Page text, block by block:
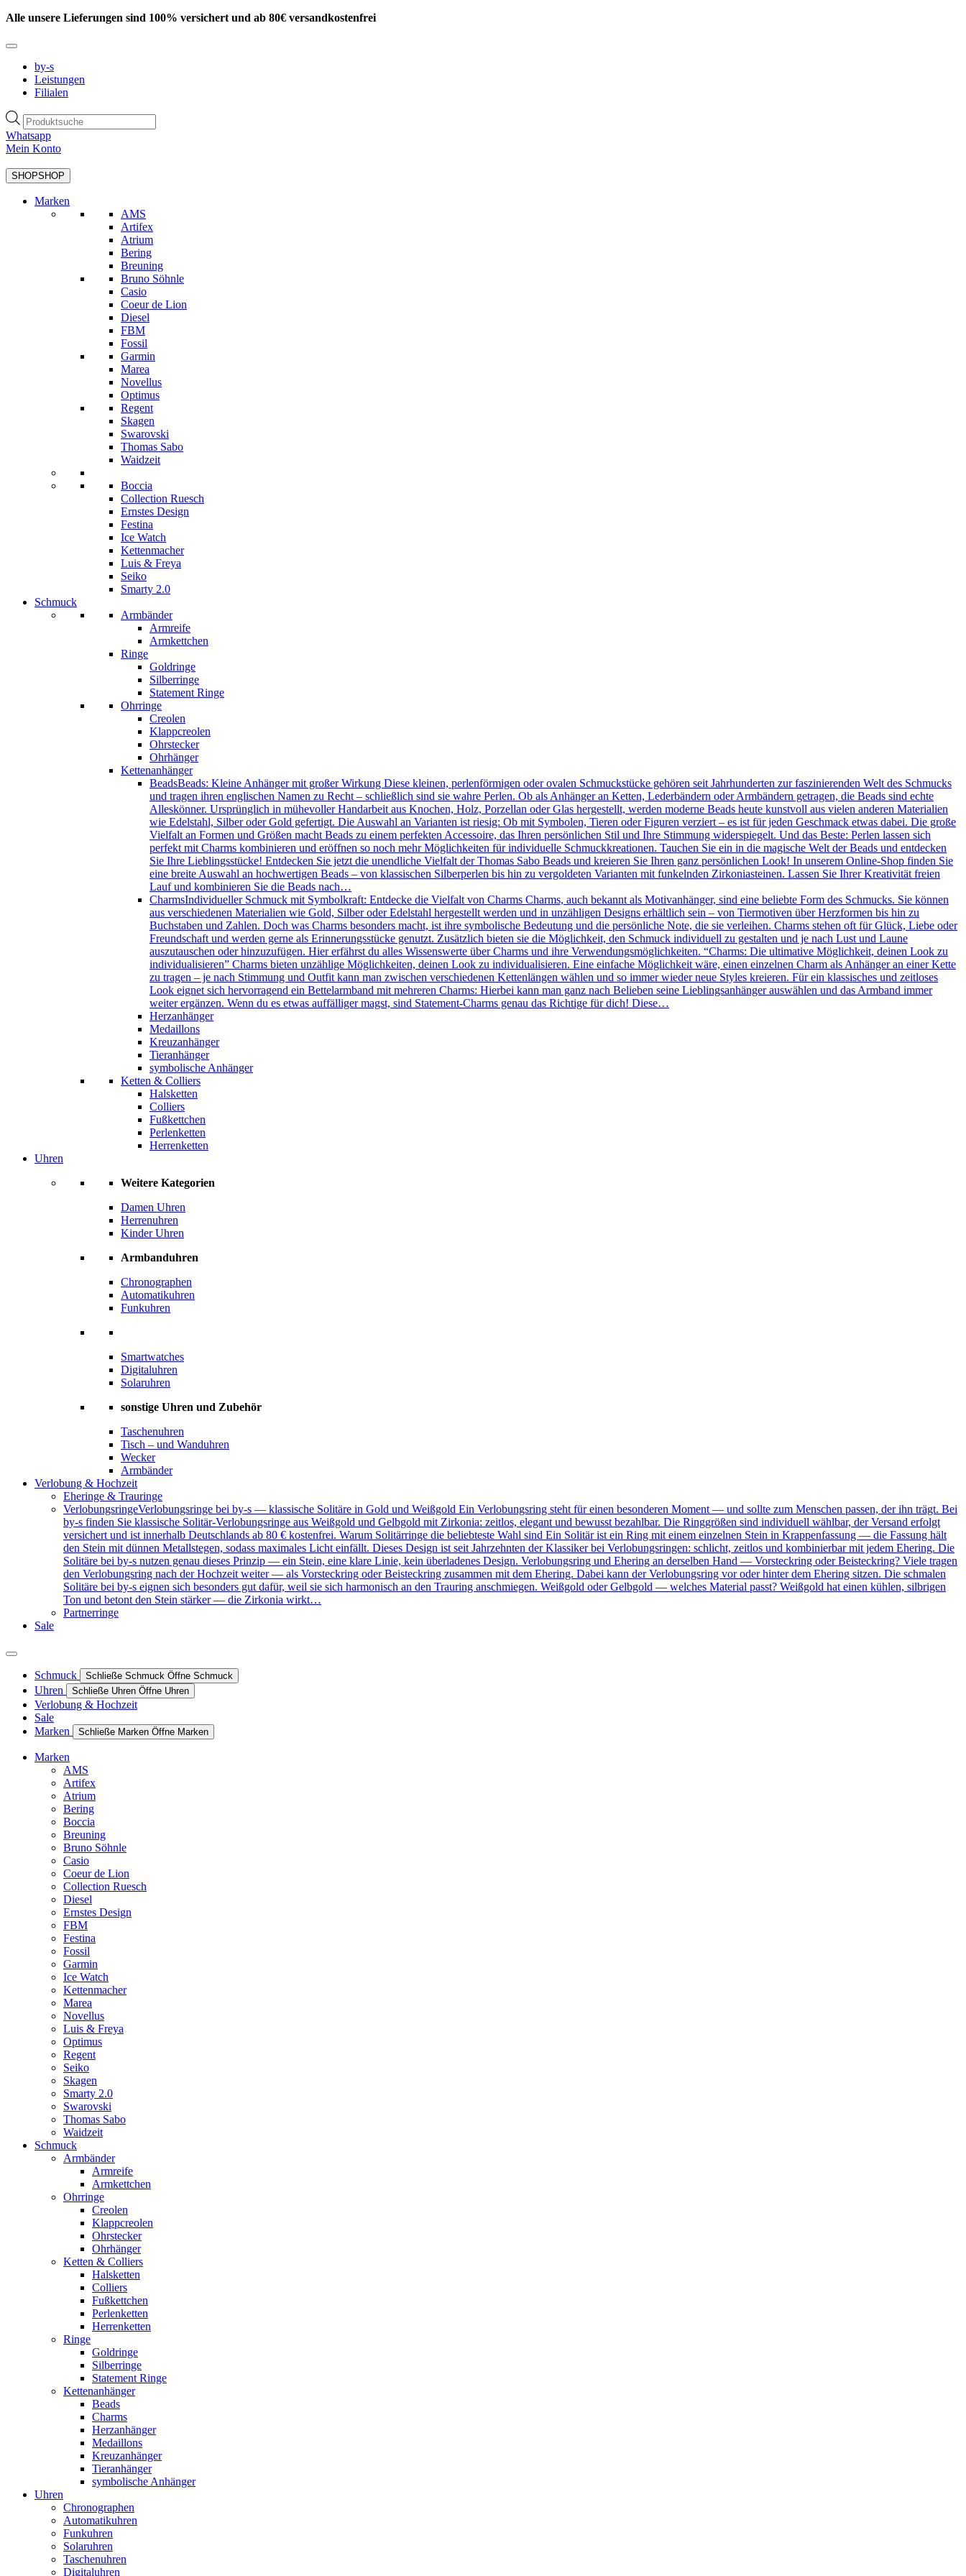
Zum
springen
Alle unsere Lieferungen sind 100% versichert und ab 80€ versandkostenfrei
by-s
Leistungen
Filialen
Products
search
Whatsapp
Mein Konto
SHOPSHOP
Marken
AMS
Artifex
Atrium
Bering
Breuning
Bruno Söhnle
Casio
Coeur de Lion
Diesel
FBM
Fossil
Garmin
Marea
Novellus
Optimus
Regent
Skagen
Swarovski
Thomas Sabo
Waidzeit
Boccia
Collection Ruesch
Ernstes Design
Festina
Ice Watch
Kettenmacher
Luis & Freya
Seiko
Smarty 2.0
Schmuck
Armbänder
Armreife
Armkettchen
Ringe
Goldringe
Silberringe
Statement Ringe
Ohrringe
Creolen
Klappcreolen
Ohrstecker
Ohrhänger
Kettenanhänger
BeadsBeads: Kleine Anhänger mit großer Wirkung Diese kleinen, perlenförmigen oder ovalen Schmuckstücke gehören seit Jahrhunderten zur faszinierenden Welt des Schmucks
und tragen ihren englischen Namen zu Recht – schließlich sind sie wahre Perlen. Ob als Anhänger an Ketten, Lederbändern oder Armbändern getragen, die Beads sind echte
Alleskönner. Ursprünglich in mühevoller Handarbeit aus Knochen, Holz, Porzellan oder Glas hergestellt, werden moderne Beads heute kunstvoll aus vielen anderen Materialien
wie Edelstahl, Silber oder Gold gefertigt. Die Auswahl an Varianten ist riesig: Ob mit Symbolen, Tieren oder Figuren verziert – es ist für jeden Geschmack etwas dabei. Die große
Vielfalt an Formen und Größen macht Beads zu einem perfekten Accessoire, das Ihren persönlichen Stil und Ihre Stimmung widerspiegelt. Und das Beste: Perlen lassen sich
perfekt mit Charms kombinieren und eröffnen so noch mehr Möglichkeiten für individuelle Schmuckkreationen. Tauchen Sie ein in die magische Welt der Beads und entdecken
Sie Ihre Lieblingsstücke! Entdecken Sie jetzt die unendliche Vielfalt der Thomas Sabo Beads und kreieren Sie Ihren ganz persönlichen Look! In unserem Online-Shop finden Sie
eine breite Auswahl an hochwertigen Beads – von klassischen Silberperlen bis hin zu vergoldeten Varianten mit funkelnden Zirkoniasteinen. Lassen Sie Ihrer Kreativität freien
Lauf und kombinieren Sie die Beads nach…
CharmsIndividueller Schmuck mit Symbolkraft: Entdecke die Vielfalt von Charms Charms, auch bekannt als Motivanhänger, sind eine beliebte Form des Schmucks. Sie können
aus verschiedenen Materialien wie Gold, Silber oder Edelstahl hergestellt werden und in unzähligen Designs erhältlich sein – von Tiermotiven über Herzformen bis hin zu
Buchstaben und Zahlen. Doch was Charms besonders macht, ist ihre symbolische Bedeutung und die persönliche Note, die sie verleihen. Charms stehen oft für Glück, Liebe oder
Freundschaft und werden gerne als Erinnerungsstücke genutzt. Zusätzlich bieten sie die Möglichkeit, den Schmuck individuell zu gestalten und je nach Lust und Laune
auszutauschen oder hinzuzufügen. Hier erfährst du alles Wissenswerte über Charms und ihre Verwendungsmöglichkeiten. “Charms: Die ultimative Möglichkeit, deinen Look zu
individualisieren” Charms bieten unzählige Möglichkeiten, deinen Look zu individualisieren. Eine einfache Möglichkeit wäre, einen einzelnen Charm als Anhänger an einer Kette
zu tragen – je nach Stimmung und Outfit kann man zwischen verschiedenen Kettenlängen wählen und so immer wieder neue Styles kreieren. Für ein klassisches und zeitloses
Look eignet sich hervorragend ein Bettelarmband mit mehreren Charms: Hierbei kann man ganz nach Belieben seine Lieblingsanhänger auswählen und das Armband immer
weiter ergänzen. Wenn du es etwas auffälliger magst, sind Statement-Charms genau das Richtige für dich! Diese…
Herzanhänger
Medaillons
Kreuzanhänger
Tieranhänger
symbolische Anhänger
Ketten & Colliers
Halsketten
Colliers
Fußkettchen
Perlenketten
Herrenketten
Uhren
Weitere Kategorien
Damen Uhren
Herrenuhren
Kinder Uhren
Armbanduhren
Chronographen
Automatikuhren
Funkuhren
Smartwatches
Digitaluhren
Solaruhren
sonstige Uhren und Zubehör
Taschenuhren
Tisch – und Wanduhren
Wecker
Armbänder
Verlobung & Hochzeit
Eheringe & Trauringe
VerlobungsringeVerlobungsringe bei by-s — klassische Solitäre in Gold und Weißgold Ein Verlobungsring steht für einen besonderen Moment — und sollte zum Menschen passen, der ihn trägt. Bei
by-s finden Sie klassische Solitär-Verlobungsringe aus Weißgold und Gelbgold mit Zirkonia: zeitlos, elegant und bewusst bezahlbar. Die Ringgrößen sind individuell wählbar, der Versand erfolgt
versichert und ist innerhalb Deutschlands ab 80 € kostenfrei. Warum Solitärringe die beliebteste Wahl sind Ein Solitär ist ein Ring mit einem einzelnen Stein in Krappenfassung — die Fassung hält
den Stein mit dünnen Metallstegen, sodass maximales Licht einfällt. Dieses Design ist seit Jahrzehnten der Klassiker bei Verlobungsringen: schlicht, zeitlos und kombinierbar mit jedem Ehering. Die
Solitäre bei by-s nutzen genau dieses Prinzip — ein Stein, eine klare Linie, kein überladenes Design. Verlobungsring und Ehering an derselben Hand — Vorsteckring oder Beisteckring? Viele tragen
den Verlobungsring nach der Hochzeit weiter — als Vorsteckring oder Beisteckring zusammen mit dem Ehering. Dabei kann der Verlobungsring vor oder hinter dem Ehering sitzen. Die schmalen
Solitäre bei by-s eignen sich besonders gut dafür, weil sie sich harmonisch an den Trauring anschmiegen. Weißgold oder Gelbgold — welches Material passt? Weißgold hat einen kühlen, silbrigen
Ton und betont den Stein stärker — die Zirkonia wirkt…
Partnerringe
Sale
Schmuck Schließe Schmuck Öffne Schmuck
Uhren Schließe Uhren Öffne Uhren
Verlobung & Hochzeit
Sale
Marken
Schließe Marken Öffne Marken
Marken
AMS
Artifex
Atrium
Bering
Boccia
Breuning
Bruno Söhnle
Casio
Coeur de Lion
Collection Ruesch
Diesel
Ernstes Design
FBM
Festina
Fossil
Garmin
Ice Watch
Kettenmacher
Marea
Novellus
Luis & Freya
Optimus
Regent
Seiko
Skagen
Smarty 2.0
Swarovski
Thomas Sabo
Waidzeit
Schmuck
Armbänder
Armreife
Armkettchen
Ohrringe
Creolen
Klappcreolen
Ohrstecker
Ohrhänger
Ketten & Colliers
Halsketten
Colliers
Fußkettchen
Perlenketten
Herrenketten
Ringe
Goldringe
Silberringe
Statement Ringe
Kettenanhänger
Beads
Charms
Herzanhänger
Medaillons
Kreuzanhänger
Tieranhänger
symbolische Anhänger
Uhren
Chronographen
Automatikuhren
Funkuhren
Solaruhren
Taschenuhren
Digitaluhren